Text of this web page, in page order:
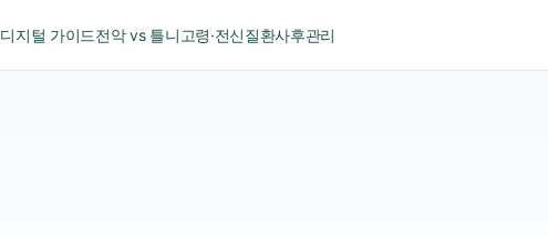
디지털 가이드전악 vs 틀니 고령·전신질환사후관리